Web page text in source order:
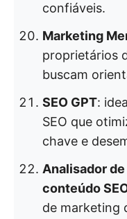
confiáveis.
Marketing
proprietários
buscam
SEO GPT:
SEO que
chave e
Analisador
conteúdo
de marketing